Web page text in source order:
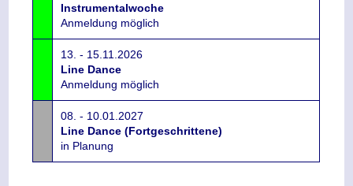
Instrumentalwoche
Anmeldung möglich
13. - 15.11.2026
Line Dance
Anmeldung möglich
08. - 10.01.2027
Line Dance (Fortgeschrittene)
in Planung